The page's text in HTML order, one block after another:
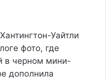
Уайтли
фото, где
в черном мини-
дополнила